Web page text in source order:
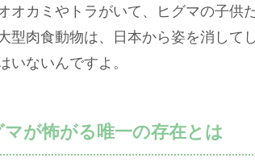
オカミやトラがいて、ヒグマの子供
型肉食動物は、日本から姿を消して
いないんですよ。
マが怖がる唯一の存在とは